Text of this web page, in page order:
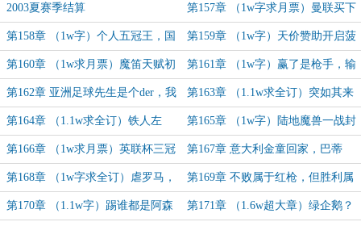
袭，引援投入全球第八的英甲新军 巴蒂GOAL
2003夏赛季结算 第157章 （1w字求月票）曼联买下
董方卓，我扬大战小小罗
第158章 （1w字）个人五冠王，国
家队名单绿枪定制版
第159章 （1w字）天价赞助开启菠
菜新纪元，迎战大黄蜂我扬找到新赛
道
第160章 （1w求月票）魔笛天赋初
现，枪手德比泔水对决
第161章 （1w字）赢了是枪手，输
了是挨枪手
第162章 亚洲足球先生是个der，我
扬拒当亚洲副goat
第163章 （1.1w求全订）突如其来
的金球奖大名单
第164章 （1.1w求全订）铁人左
靴，冻结，把切尔西踢成皇马
第165章 （1w字）陆地魔兽一战封
神，英格兰第一中锋
第166章 （1w求月票）英联杯三冠
王？记住这支China Gun！
第167章 意大利金童回家，巴蒂
GOAL战罗马
第168章 （1w字求全订）虐罗马，
战西亚，打的就是那支无敌阿森纳
第169章 不败属于红枪，但胜利属
于绿枪，最后的蝙蝠军团
第170章 （1.1w字）踢谁都是阿森 第171章 （1.6w超大章）绿企鹅？